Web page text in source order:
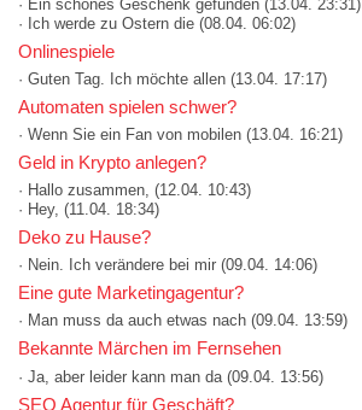
· Ein schönes Geschenk gefunden (13.04. 23:31)
· Ich werde zu Ostern die (08.04. 06:02)
Onlinespiele
· Guten Tag. Ich möchte allen (13.04. 17:17)
Automaten spielen schwer?
· Wenn Sie ein Fan von mobilen (13.04. 16:21)
Geld in Krypto anlegen?
· Hallo zusammen, (12.04. 10:43)
· Hey, (11.04. 18:34)
Deko zu Hause?
· Nein. Ich verändere bei mir (09.04. 14:06)
Eine gute Marketingagentur?
· Man muss da auch etwas nach (09.04. 13:59)
Bekannte Märchen im Fernsehen
· Ja, aber leider kann man da (09.04. 13:56)
SEO Agentur für Geschäft?